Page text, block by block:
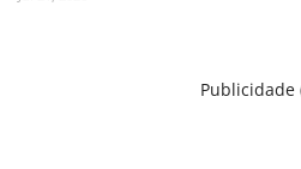
Publicidade